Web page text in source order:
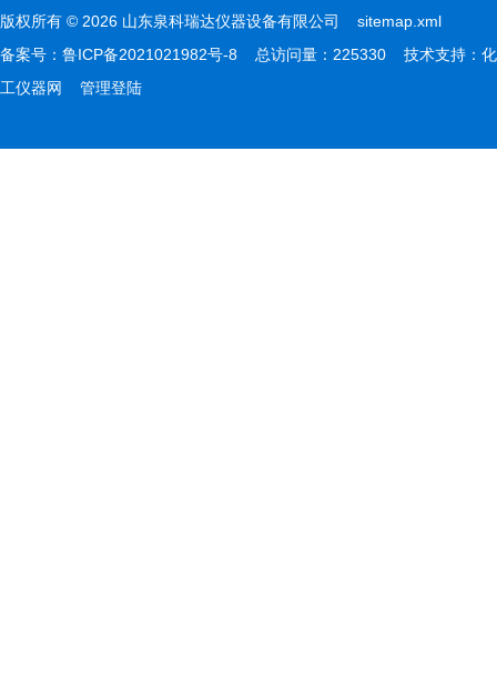
版权所有 © 2026 山东泉科瑞达仪器设备有限公司 sitemap.xml
备案号： 鲁ICP备2021021982号-8 总访问量：225330 技术支持： 化
工仪器网
管理登陆